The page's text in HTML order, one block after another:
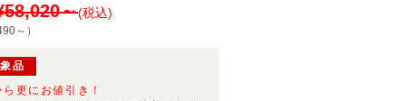
～(税込)
～ ）
品
更にお値引き！